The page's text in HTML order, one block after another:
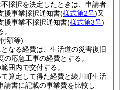
採択を決定したときは、申請者
援事業採択通知書(様式第2号)又
援事業不採択通知書(様式第3号)
額等)
なる経費は、生活道の災害復旧
応急工事の経費とする。
囲内で交付する。
算定して得た経費と綾川町生活
請書に記載の事業費を比較し